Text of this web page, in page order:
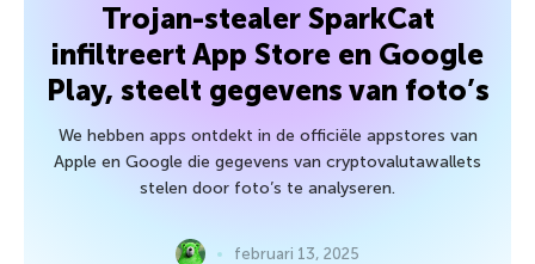
Trojan-stealer SparkCat
infiltreert App Store en Google
Play, steelt gegevens van foto’s
We hebben apps ontdekt in de officiële appstores van
Apple en Google die gegevens van cryptovalutawallets
stelen door foto’s te analyseren.
februari 13, 2025